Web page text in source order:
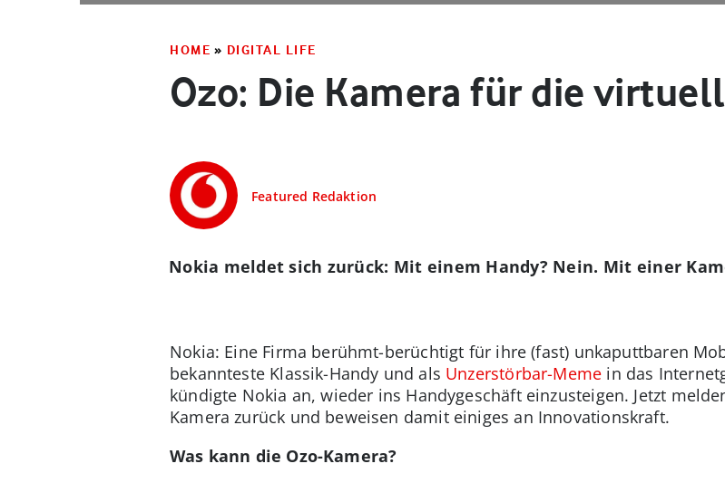
HOME » DIGITAL LIFE
Ozo: Die Kamera für die
Featured Redaktion
Nokia meldet sich zurück: Mit einem Handy? Nein. Mit einer
Nokia: Eine Firma berühmt-berüchtigt für ihre (fast) unkaputtbaren
bekannteste Klassik-Handy und als Unzerstörbar-Meme in das
kündigte Nokia an, wieder ins Handygeschäft einzusteigen. Jetzt
Kamera zurück und beweisen damit einiges an Innovationskraft.
Was kann die Ozo-Kamera?